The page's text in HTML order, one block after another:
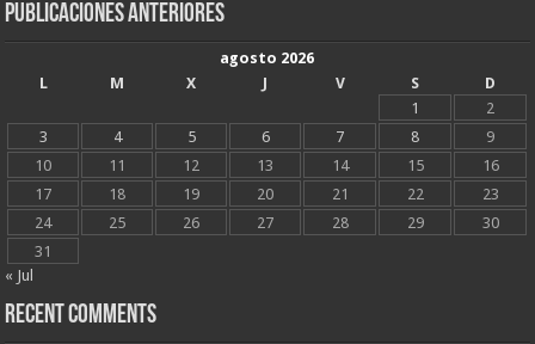
Publicaciones Anteriores
agosto 2026
L
M X J V S
D
1
2
3
4 5 6 7 8
9
10
11 12 13 14 15
16
17
18 19 20 21 22
23
24
25 26 27 28 29
30
31
« Jul
Recent Comments